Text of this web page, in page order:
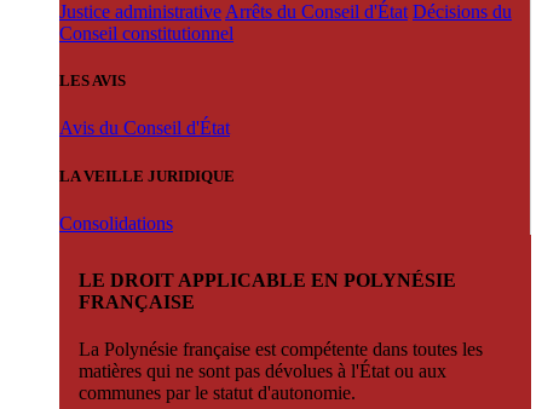
Justice administrative Arrêts du Conseil d'État Décisions du
Conseil constitutionnel
LES AVIS
Avis du Conseil d'État
LA VEILLE JURIDIQUE
Consolidations
LE DROIT APPLICABLE EN POLYNÉSIE
FRANÇAISE
La Polynésie française est compétente dans toutes les
matières qui ne sont pas dévolues à l'État ou aux
communes par le statut d'autonomie.